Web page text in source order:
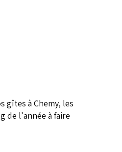
gîtes à Chemy, les
de l'année à faire